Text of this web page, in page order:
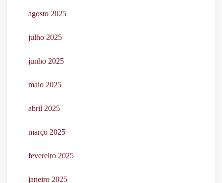
agosto 2025
julho 2025
junho 2025
maio 2025
abril 2025
março 2025
fevereiro 2025
janeiro 2025